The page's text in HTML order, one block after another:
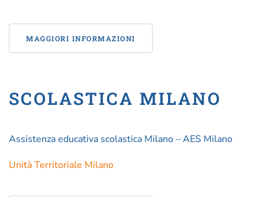
MAGGIORI INFORMAZIONI
SCOLASTICA MILANO
Assistenza educativa scolastica Milano – AES Milano
Unità Territoriale Milano